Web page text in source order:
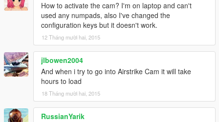
How to activate the cam? I'm on laptop and can't
used any numpads, also I've changed the
configuration keys but it doesn't work.
12 Tháng mười hai, 2015
jlbowen2004
And when i try to go into Airstrike Cam it will take
hours to load
18 Tháng mười hai, 2015
RussianYarik